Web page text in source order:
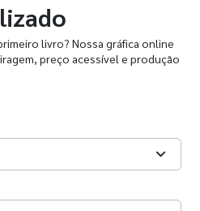
livro? Nossa gráfica online
preço acessível e produção